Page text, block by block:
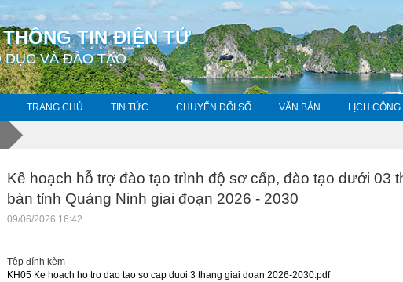
TIN ĐIỆN TỬ
DỤC VÀ ĐÀO TẠO
TRANG CHỦ TIN TỨC CHUYỂN ĐỔI SỐ VĂN BẢN LỊCH CÔNG
Kế hoạch hỗ trợ đào tạo trình độ sơ cấp, đào tạo dưới 03
bàn tỉnh Quảng Ninh giai đoạn 2026 - 2030
09/06/2026 16:42
Tệp đính kèm
KH05 Ke hoach ho tro dao tao so cap duoi 3 thang giai doan 2026-2030.pdf